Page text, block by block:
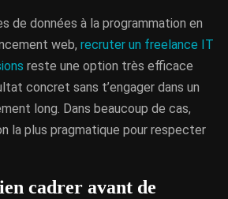
de données à la programmation en
web, recruter un freelance IT
reste une option très efficace
concret sans t’engager dans un
long. Dans beaucoup de cas,
la plus pragmatique pour respecter
cadrer avant de